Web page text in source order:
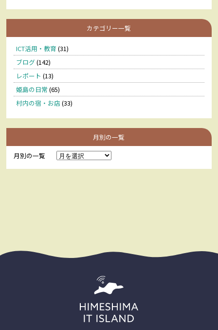
カテゴリー一覧
ICT活用・教育 (31)
ブログ (142)
レポート (13)
姫島の日常 (65)
村内の宿・お店 (33)
月別の一覧
月別の一覧